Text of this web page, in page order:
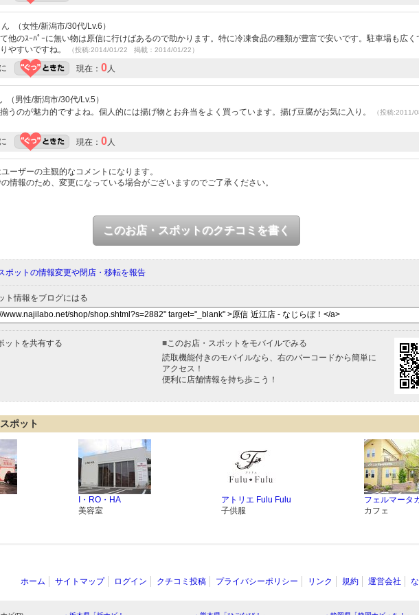
ん （女性/新潟市/30代/Lv.6）
他のｽｰﾊﾟｰに無い物は原信に行けばあるので助かります。特に冷凍食品の種類が豊富で安いです。駐車場も広く
やすいですね。
（投稿:2014/01/22 掲載：2014/01/22）
現在： 0 人
（男性/新潟市/30代/Lv.5）
うのが魅力的ですよね。個人的には揚げ物とお弁当をよく買っています。揚げ豆腐がお気に入り。
（投稿
現在： 0 人
ーザーの主観的なコメントになります。
情報のため、変更になっている場合がございますのでご了承ください。
このお店・スポットのクチコミを書く
ポットの情報変更や閉店・移転を報告
ト情報をブログにはる
ットを共有する ■ このお店・スポットをモバイルでみる
読取機能付きのモバイルなら、右のバーコードから簡単に
アクセス！
便利に店舗情報を持ち歩こう！
ポット
I・RO・HA
美容室
アトリエ Fulu Fulu
子供服
フェルマータ
カフェ
ホーム サイトマップ ログイン クチコミ投稿 プライバシーポリシー リンク 規約 運営会社